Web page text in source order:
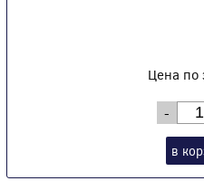
Цена по
-
в